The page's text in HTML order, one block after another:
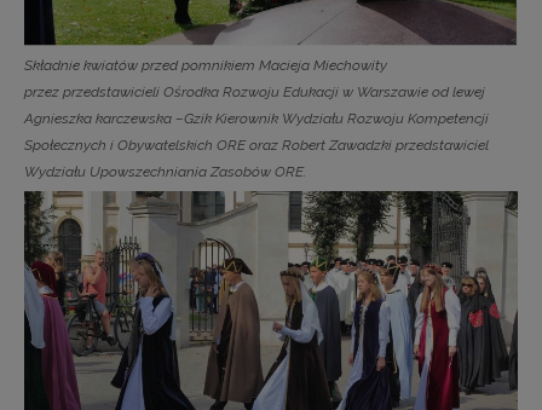
Składnie kwiatów przed pomnikiem Macieja Miechowity
przez przedstawicieli Ośrodka Rozwoju Edukacji w Warszawie od lewej
Agnieszka karczewska –Gzik Kierownik Wydziału Rozwoju Kompetencji
Społecznych i Obywatelskich ORE oraz Robert Zawadzki przedstawiciel
Wydziału Upowszechniania Zasobów ORE.